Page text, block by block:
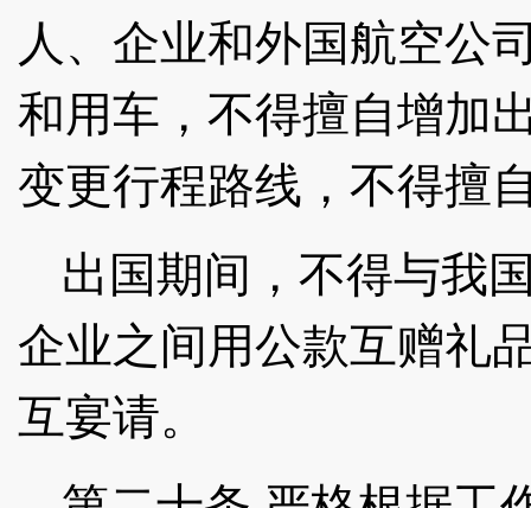
人、企业和外国航空公
和用车，不得擅自增加
变更行程路线，不得擅
出国期间，不得与我
企业之间用公款互赠礼
互宴请。